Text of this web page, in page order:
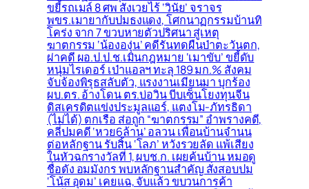
ขยี้รถเมล์ 8 ศพ สังเวยไร้ ‘วินัย’ จราจร
พขร.เมายากับปมธงแดง, โศกนาฏกรรมบ้านทิ
โคร่ง จาก 7 ขวบหายตัวปริศนา สู่เหตุ
ฆาตกรรม ‘น้ององุ่น’ คดีรันทดผืนป่าตะวันตก,
ผ่าคดี ผอ.ป.ป.ช.เมินกฎหมาย ‘เมาขับ’ ขยี้ดับ
หนุ่มไรเดอร์ เป่าแอลฯ ทะลุ 189 มก.% สังคม
จับจ้องพิรุธสลับตัว, แรงงานเมียนมา บุกร้อง
ผบ.ตร. อ้างโดน ตร.บ่อวิน บีบเซ็นโยงทุนจีน
ดิสเครดิตแข่งประมูลแอร์, แตงโม-ภัทรธิดา
(ไม่ได้) ตกเรือ ส่อถูก “ฆาตกรรม” อำพรางคดี,
คลี่ปมคดี ‘หวย6ล้าน’ อลวน เพื่อนบ้านจำนน
ต่อหลักฐาน รับสิ้น ‘โลภ’ หวังรวยลัด แพ้เสียง
ในหัวฉกรางวัลที่ 1, ผบช.ก. เผยค้นบ้าน หมอดู
ชื่อดัง อมมังกร พบหลักฐานสำคัญ สั่งสอบปม
‘โน้ส อุดม’ เคยแฉ, จับแล้ว ขบวนการค้า